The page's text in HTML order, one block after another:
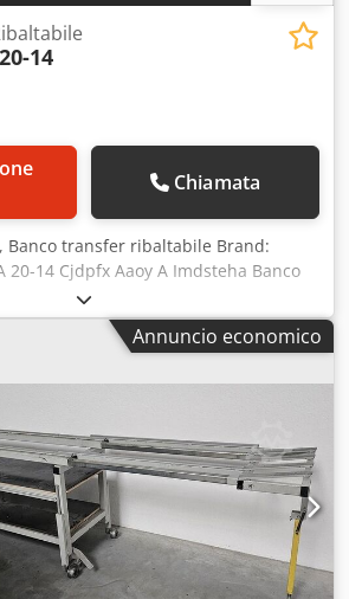
14
Chiamata
, Banco transfer ribaltabile Brand:
20-14 Cjdpfx Aaoy A Imdsteha Banco
ed estensibile per la
telai. Completo di rulliera a
Base di lavoro con profili con
Dimensioni: Larghezza minima:
massima: 3.900 mm Profondità
massima: 2.400 mm Altezza
Annuncio economico